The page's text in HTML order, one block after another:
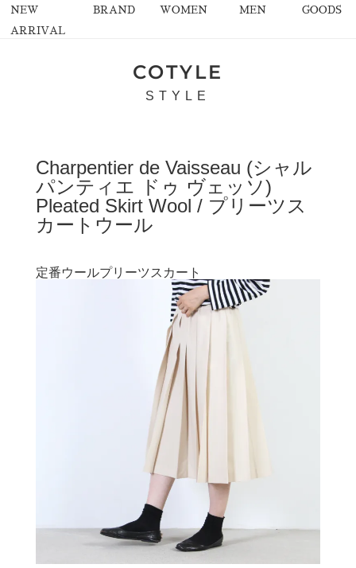
NEW
ARRIVAL
BRAND WOMEN MEN GOODS
COTYLE
STYLE
Charpentier de Vaisseau (シャル
パンティエ ドゥ ヴェッソ)
Pleated Skirt Wool / プリーツス
カートウール
定番ウールプリーツスカート